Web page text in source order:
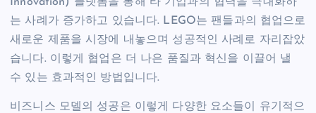
는 사례가 증가하고 있습니다. LEGO는 팬들과의 협업으로
새로운 제품을 시장에 내놓으며 성공적인 사례로 자리잡았
습니다. 이렇게 협업은 더 나은 품질과 혁신을 이끌어 낼
수 있는 효과적인 방법입니다.
비즈니스 모델의 성공은 이렇게 다양한 요소들이 유기적으